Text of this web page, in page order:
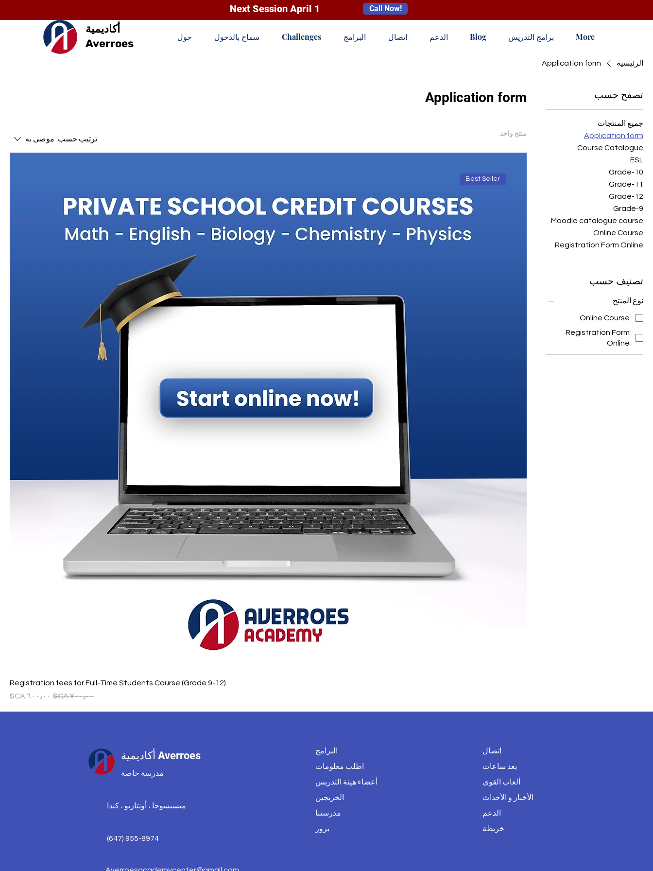
Next Session April 1 Call Now!
أكاديمية
Averroes
حول سماح بالدخول Challenges البرامج اتصال الدعم Blog برامج التدريس More
الرئيسية Application form
تصفح حسب
جميع المنتجات
Application form
Course Catalogue
ESL
Grade-10
Grade-11
Grade-12
Grade-9
Moodle catalogue course
Online Course
Registration Form Online
تصنيف حسب
نوع المنتج
Online Course
Registration Form
Online
Application form
منتج واحد
ترتيب حسب: موصى به
Best Seller
Registration fees for Full-Time Students Course (Grade 9-12)
سعر عادي
سعر البيع
أكاديمية Averroes
مدرسة خاصة
ميسيسوجا ، أونتاريو ، كندا
(647) 955-8974
البرامج
اطلب معلومات
أعضاء هيئة التدريس
الخريجين
مدرستنا
يزور
اتصال
بعد ساعات
ألعاب القوى
الأخبار و الأحداث
الدعم
خريطة